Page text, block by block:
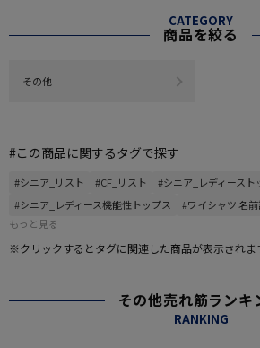
CATEGORY
商品を絞る
その他
#この商品に関するタグで探す
#シニア_リスト #CF_リスト
#シニア_レディースト
#シニア_レディース機能性トップス
#ワイシャツ 名
もっと見る
※クリックするとタグに関連した商品が表示されま
その他売れ筋ランキ
RANKING